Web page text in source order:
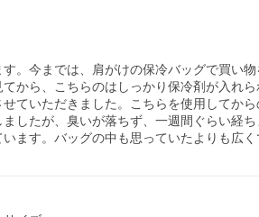
。今までは、肩がけの保冷バッグで買い
から、こちらのはしっかり保冷剤が入れ
ていただきました。こちらを使用してか
したが、臭いが落ちず、一週間ぐらい経
ます。バッグの中も思っていたよりも広